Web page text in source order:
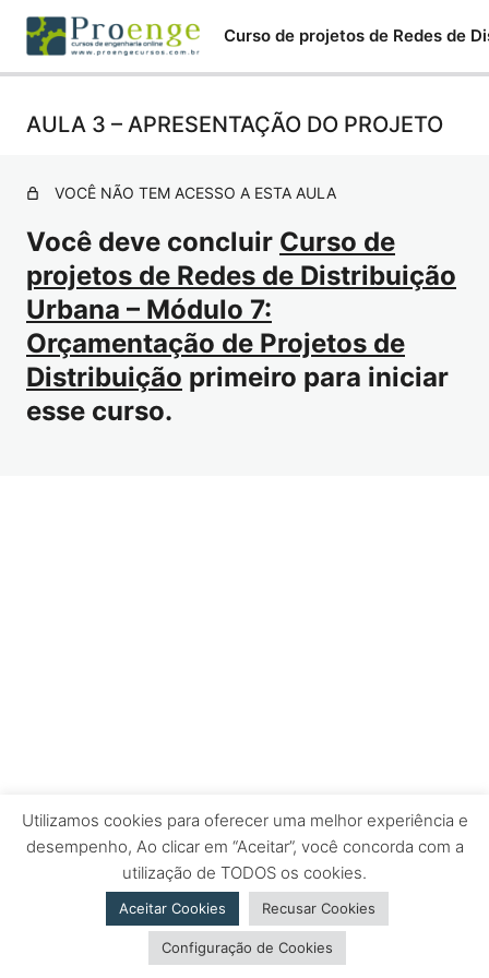
AULA 1 – INTRODUÇÃO NTC 855901
AULA 4 – MULTAS E SANÇÕES
AULA 5 – PROJETO COMPLETO
AULA 3 – APRESENTAÇÃO DO PROJETO
VOCÊ NÃO TEM ACESSO A ESTA AULA
Você deve concluir Curso de
projetos de Redes de Distribuição
Urbana – Módulo 7:
Orçamentação de Projetos de
Distribuição primeiro para iniciar
esse curso.
Utilizamos cookies para oferecer uma melhor experiência e
desempenho, Ao clicar em “Aceitar”, você concorda com a
utilização de TODOS os cookies.
Aceitar Cookies Recusar Cookies
Configuração de Cookies